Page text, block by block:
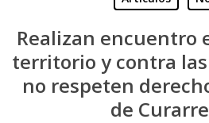
Realizan encuentro
territorio y contra
no respeten
de